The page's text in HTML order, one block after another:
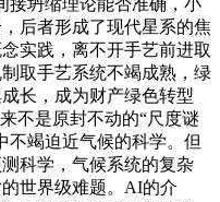
后者形成了现代星系的焦
实践，离不开手艺前进取
取手艺系统不竭成熟，绿
长，成为财产绿色转型
不是原封不动的“尺度谜
不竭迫近气候的科学。但
科学，气候系统的复杂
世界级难题。AI的介